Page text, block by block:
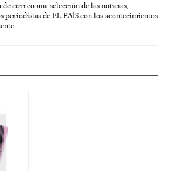
de correo una selección de las noticias,
periodistas de EL PAÍS con los acontecimientos